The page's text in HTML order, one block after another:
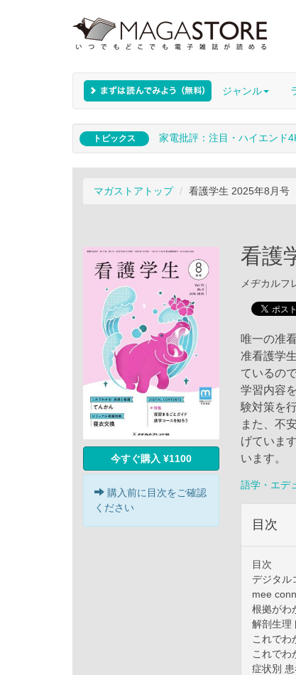
ジャンル
トピックス 家電批評：注目・ハイエンド
マガストアトップ 看護学生 2025年8月号
今すぐ購入 ¥1100
購入前に目次をご確認
ください
看護
メヂカルフ
唯一の准
准看護学
ているの
学習内容
験対策を
また、不
げていま
います。
語学・エデ
目次
目次
デジタル
mee
根拠がわ
解剖生
これでわ
これでわ
症状別